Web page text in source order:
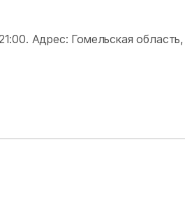
Адрес: Гомельская область,